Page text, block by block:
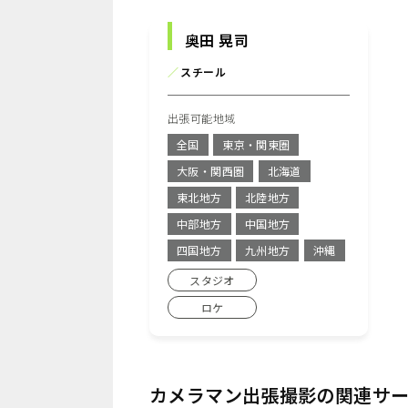
奥田 晃司
／ スチール
出張可能地域
全国
東京・関東圏
大阪・関西圏
北海道
東北地方
北陸地方
中部地方
中国地方
四国地方
九州地方
沖縄
スタジオ
ロケ
カメラマン出張撮影の関連サ